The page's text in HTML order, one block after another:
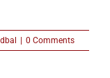
0 Comments